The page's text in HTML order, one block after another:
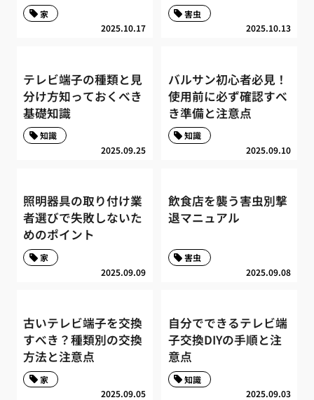
2025.10.17
家
2025.10.13
害虫
テレビ端子の種類と見
分け方知っておくべき
基礎知識
2025.09.25
知識
バルサン初心者必見！
使用前に必ず確認すべ
き準備と注意点
2025.09.10
知識
照明器具の取り付け業
者選びで失敗しないた
めのポイント
2025.09.09
家
飲食店を襲う害虫別撃
退マニュアル
2025.09.08
害虫
古いテレビ端子を交換
すべき？種類別の交換
方法と注意点
2025.09.05
家
自分でできるテレビ端
子交換DIYの手順と注
意点
2025.09.03
知識